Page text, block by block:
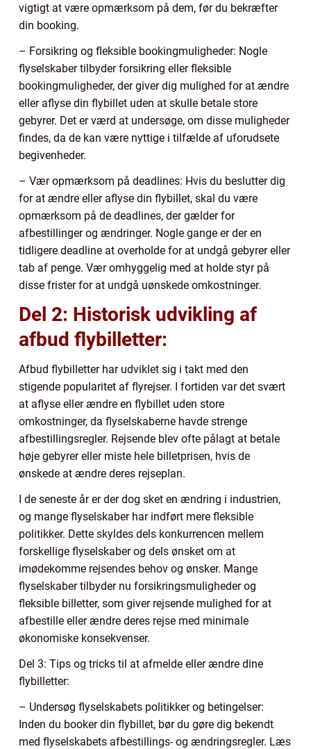
vigtigt at være opmærksom på dem, før du bekræfter
din booking.
– Forsikring og fleksible bookingmuligheder: Nogle
flyselskaber tilbyder forsikring eller fleksible
bookingmuligheder, der giver dig mulighed for at ændre
eller aflyse din flybillet uden at skulle betale store
gebyrer. Det er værd at undersøge, om disse muligheder
findes, da de kan være nyttige i tilfælde af uforudsete
begivenheder.
– Vær opmærksom på deadlines: Hvis du beslutter dig
for at ændre eller aflyse din flybillet, skal du være
opmærksom på de deadlines, der gælder for
afbestillinger og ændringer. Nogle gange er der en
tidligere deadline at overholde for at undgå gebyrer eller
tab af penge. Vær omhyggelig med at holde styr på
disse frister for at undgå uønskede omkostninger.
Del 2: Historisk udvikling af
afbud flybilletter:
Afbud flybilletter har udviklet sig i takt med den
stigende popularitet af flyrejser. I fortiden var det svært
at aflyse eller ændre en flybillet uden store
omkostninger, da flyselskaberne havde strenge
afbestillingsregler. Rejsende blev ofte pålagt at betale
høje gebyrer eller miste hele billetprisen, hvis de
ønskede at ændre deres rejseplan.
I de seneste år er der dog sket en ændring i industrien,
og mange flyselskaber har indført mere fleksible
politikker. Dette skyldes dels konkurrencen mellem
forskellige flyselskaber og dels ønsket om at
imødekomme rejsendes behov og ønsker. Mange
flyselskaber tilbyder nu forsikringsmuligheder og
fleksible billetter, som giver rejsende mulighed for at
afbestille eller ændre deres rejse med minimale
økonomiske konsekvenser.
Del 3: Tips og tricks til at afmelde eller ændre dine
flybilletter:
– Undersøg flyselskabets politikker og betingelser:
Inden du booker din flybillet, bør du gøre dig bekendt
med flyselskabets afbestillings- og ændringsregler. Læs